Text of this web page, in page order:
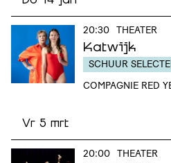
20:30 THEATER
Katwijk
SCHUUR
COMPAGNIE RED
Vr 5 mrt
20:00 THEATER